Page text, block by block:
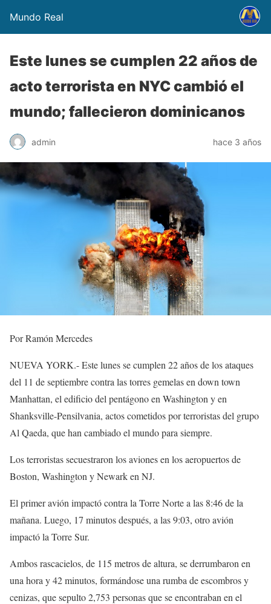
Mundo Real
Este lunes se cumplen 22 años de
acto terrorista en NYC cambió el
mundo; fallecieron dominicanos
admin hace 3 años
Por Ramón Mercedes
NUEVA YORK.- Este lunes se cumplen 22 años de los ataques
del 11 de septiembre contra las torres gemelas en down town
Manhattan, el edificio del pentágono en Washington y en
Shanksville-Pensilvania, actos cometidos por terroristas del grupo
Al Qaeda, que han cambiado el mundo para siempre.
Los terroristas secuestraron los aviones en los aeropuertos de
Boston, Washington y Newark en NJ.
El primer avión impactó contra la Torre Norte a las 8:46 de la
mañana. Luego, 17 minutos después, a las 9:03, otro avión
impactó la Torre Sur.
Ambos rascacielos, de 115 metros de altura, se derrumbaron en
una hora y 42 minutos, formándose una rumba de escombros y
cenizas, que sepulto 2,753 personas que se encontraban en el